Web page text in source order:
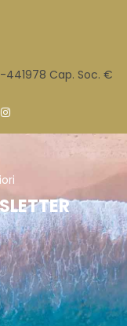
441978 Cap. Soc. €